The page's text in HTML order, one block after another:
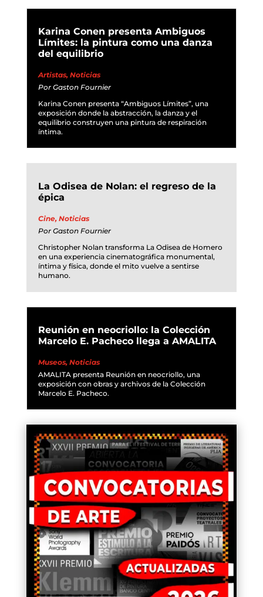
Karina Conen presenta Ambiguos
Límites: la pintura como una danza
del equilibrio
Artistas, Noticias
Por Gaston Fournier
Karina Conen presenta “Ambiguos Límites”, una
exposición donde la abstracción, la danza y el
equilibrio construyen una pintura de respiración
íntima.
La Odisea de Nolan: el regreso de la
épica
Cine, Noticias
Por Gaston Fournier
Christopher Nolan transforma La Odisea de Homero
en una experiencia cinematográfica monumental,
íntima y física, donde el mito vuelve a sentirse
humano.
Reunión en neocriollo: la Colección
Marcelo E. Pacheco llega a AMALITA
Museos, Noticias
AMALITA presenta Reunión en neocriollo, una
exposición con obras y archivos de la Colección
Marcelo E. Pacheco.